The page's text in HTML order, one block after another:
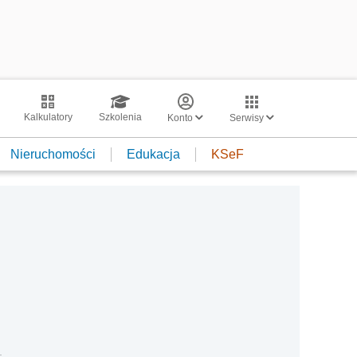
Kalkulatory Szkolenia Konto Serwisy
Nieruchomości Edukacja KSeF